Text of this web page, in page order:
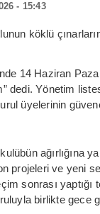
- 15:43
köklü
14 Haziran
dedi. Yönetim
üyelerinin
ağırlığına
projeleri ve yeni
sonrası yaptığı
birlikte gece